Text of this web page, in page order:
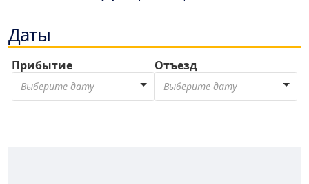
Даты
Прибытие
Выберите дату
Отъезд
Выберите дату